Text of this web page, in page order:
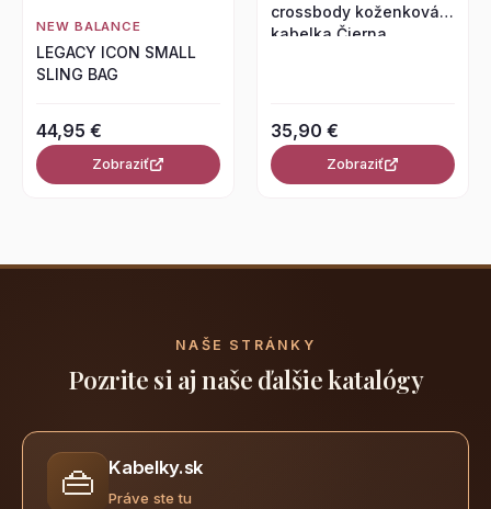
NEW BALANCE
LEGACY ICON SMALL
SLING BAG
44,95 €
Zobraziť
crossbody koženková
kabelka Čierna
35,90 €
Zobraziť
NAŠE STRÁNKY
Pozrite si aj naše ďalšie katalógy
👜 Kabelky.sk
Práve ste tu